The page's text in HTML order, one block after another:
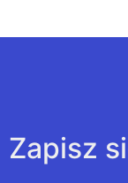
Zapisz